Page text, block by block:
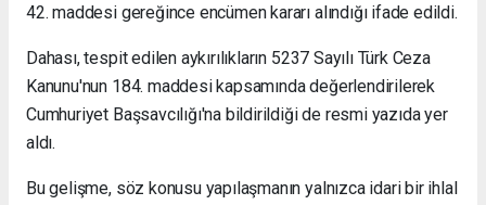
42. maddesi gereğince encümen kararı alındığı ifade edildi.
Dahası, tespit edilen aykırılıkların 5237 Sayılı Türk Ceza
Kanunu'nun 184. maddesi kapsamında değerlendirilerek
Cumhuriyet Başsavcılığı'na bildirildiği de resmi yazıda yer
aldı.
Bu gelişme, söz konusu yapılaşmanın yalnızca idari bir ihlal